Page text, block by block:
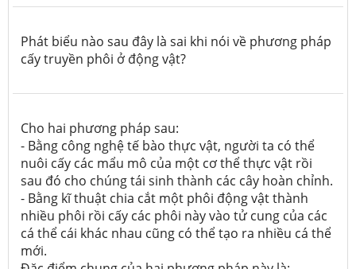
Phát biểu nào sau đây là sai khi nói về phương pháp
cấy truyền phôi ở động vật?
Cho hai phương pháp sau:
- Bằng công nghệ tế bào thực vật, người ta có thể
nuôi cấy các mẩu mô của một cơ thể thực vật rồi
sau đó cho chúng tái sinh thành các cây hoàn chỉnh.
- Bằng kĩ thuật chia cắt một phôi động vật thành
nhiều phôi rồi cấy các phôi này vào tử cung của các
cá thể cái khác nhau cũng có thể tạo ra nhiều cá thể
mới.